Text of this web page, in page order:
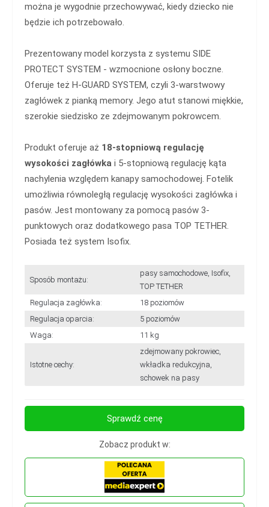
można je wygodnie przechowywać, kiedy dziecko nie
będzie ich potrzebowało.
Prezentowany model korzysta z systemu SIDE
PROTECT SYSTEM - wzmocnione osłony boczne.
Oferuje też H-GUARD SYSTEM, czyli 3-warstwowy
zagłówek z pianką memory. Jego atut stanowi miękkie,
szerokie siedzisko ze zdejmowanym pokrowcem.
Produkt oferuje aż 18-stopniową regulację
wysokości zagłówka i 5-stopniową regulację kąta
nachylenia względem kanapy samochodowej. Fotelik
umożliwia równoległą regulację wysokości zagłówka i
pasów. Jest montowany za pomocą pasów 3-
punktowych oraz dodatkowego pasa TOP TETHER.
Posiada też system Isofix.
Sposób montażu:
pasy samochodowe, Isofix,
TOP TETHER
Regulacja zagłówka:
18 poziomów
Regulacja oparcia:
5 poziomów
Waga:
11 kg
Istotne cechy:
zdejmowany pokrowiec,
wkładka redukcyjna,
schowek na pasy
Sprawdź cenę
Zobacz produkt w: